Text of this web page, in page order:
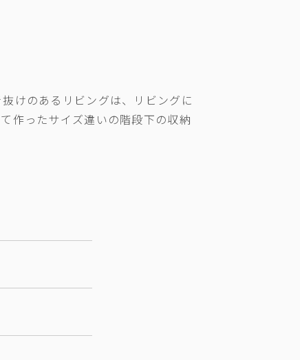
けのあるリビングは、リビングに
作ったサイズ違いの階段下の収納